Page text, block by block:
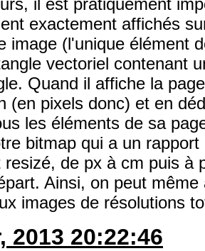
il est pratiquement
exactement affichés
image (l'unique élément
vectoriel contenant
Quand il affiche la
(en pixels donc) et en
les éléments de sa
bitmap qui a un
resizé, de px à cm puis à
Ainsi, on peut
images de résolutions
2013 20:22:46